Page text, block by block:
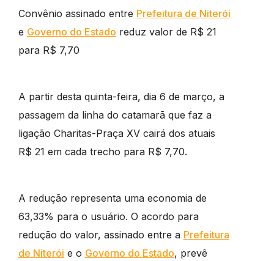
Convênio assinado entre Prefeitura de Niterói
e Governo do Estado reduz valor de R$ 21
para R$ 7,70
A partir desta quinta-feira, dia 6 de março, a
passagem da linha do catamarã que faz a
ligação Charitas-Praça XV cairá dos atuais
R$ 21 em cada trecho para R$ 7,70.
A redução representa uma economia de
63,33% para o usuário. O acordo para
redução do valor, assinado entre a Prefeitura
de Niterói e o Governo do Estado, prevê